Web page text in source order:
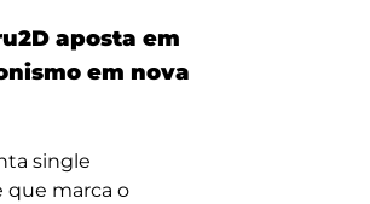
aposta em
em nova
single
que marca o